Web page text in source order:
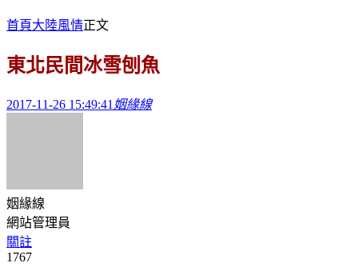
首頁大陸風情正文
東北民間冰雪刨魚
2017-11-26 15:49:41 姻緣線
姻緣線
網站管理員
關註
1767